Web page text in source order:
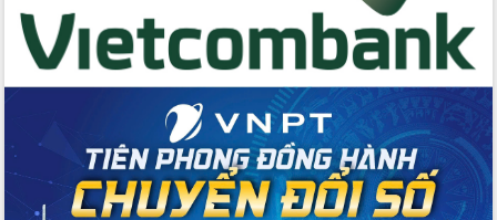
Lương Văn Chánh năm 2026
Phó Bí thư Tỉnh ủy Đắk Lắk Đỗ Hữu
Huy giữ chức Bí thư Đảng ủy Ủy Ban
Nhân dân tỉnh
Bệnh án điện tử thúc đẩy chuyển đổi
số y tế tại Đắk Lắk
Chuyển đổi số thư viện: Mở rộng
không gian tri thức trong thời đại số